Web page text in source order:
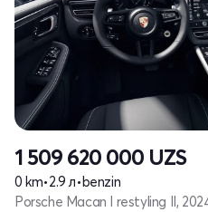
1 509 620 000 UZS
0 km•2.9 л• benzin
Porsche Macan I restyling II,